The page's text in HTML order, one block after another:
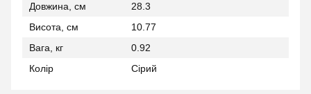
Довжина, см
28.3
Висота, см
10.77
Вага, кг
0.92
Колір
Сірий